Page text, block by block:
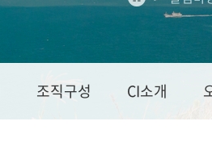
조직구성 CI소개